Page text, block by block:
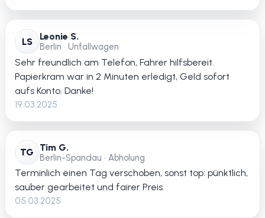
LS Leonie S.
Berlin • Unfallwagen
Sehr freundlich am Telefon, Fahrer hilfsbereit.
Papierkram war in 2 Minuten erledigt, Geld sofort
aufs Konto. Danke!
19.03.2025
TG Tim G.
Berlin-Spandau • Abholung
Terminlich einen Tag verschoben, sonst top: pünktlich,
sauber gearbeitet und fairer Preis.
05.03.2025